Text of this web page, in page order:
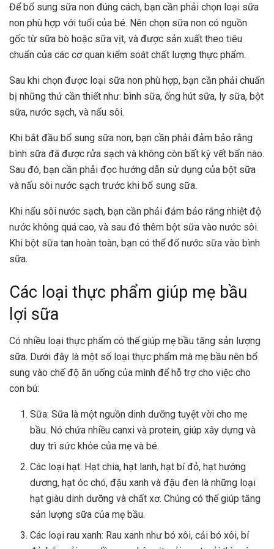
Để bổ sung sữa non đúng cách, bạn cần phải chọn loại sữa
non phù hợp với tuổi của bé. Nên chọn sữa non có nguồn
gốc từ sữa bò hoặc sữa vịt, và được sản xuất theo tiêu
chuẩn của các cơ quan kiểm soát chất lượng thực phẩm.
Sau khi chọn được loại sữa non phù hợp, bạn cần phải chuẩn
bị những thứ cần thiết như: bình sữa, ống hút sữa, ly sữa, bột
sữa, nước sạch, và nấu sôi.
Khi bắt đầu bổ sung sữa non, bạn cần phải đảm bảo rằng
bình sữa đã được rửa sạch và không còn bất kỳ vết bẩn nào.
Sau đó, bạn cần phải đọc hướng dẫn sử dụng của bột sữa
và nấu sôi nước sạch trước khi bổ sung sữa.
Khi nấu sôi nước sạch, bạn cần phải đảm bảo rằng nhiệt độ
nước không quá cao, và sau đó thêm bột sữa vào nước sôi.
Khi bột sữa tan hoàn toàn, bạn có thể đổ nước sữa vào bình
sữa.
Các loại thực phẩm giúp mẹ bầu
lợi sữa
Có nhiều loại thực phẩm có thể giúp mẹ bầu tăng sản lượng
sữa. Dưới đây là một số loại thực phẩm mà mẹ bầu nên bổ
sung vào chế độ ăn uống của mình để hỗ trợ cho việc cho
con bú:
Sữa: Sữa là một nguồn dinh dưỡng tuyệt vời cho mẹ
bầu. Nó chứa nhiều canxi và protein, giúp xây dựng và
duy trì sức khỏe của mẹ và bé.
Các loại hạt: Hạt chia, hạt lanh, hạt bí đỏ, hạt hướng
dương, hạt óc chó, đậu xanh và đậu đen là những loại
hạt giàu dinh dưỡng và chất xơ. Chúng có thể giúp tăng
sản lượng sữa của mẹ bầu.
Các loại rau xanh: Rau xanh như bó xôi, cải bó xôi, bí